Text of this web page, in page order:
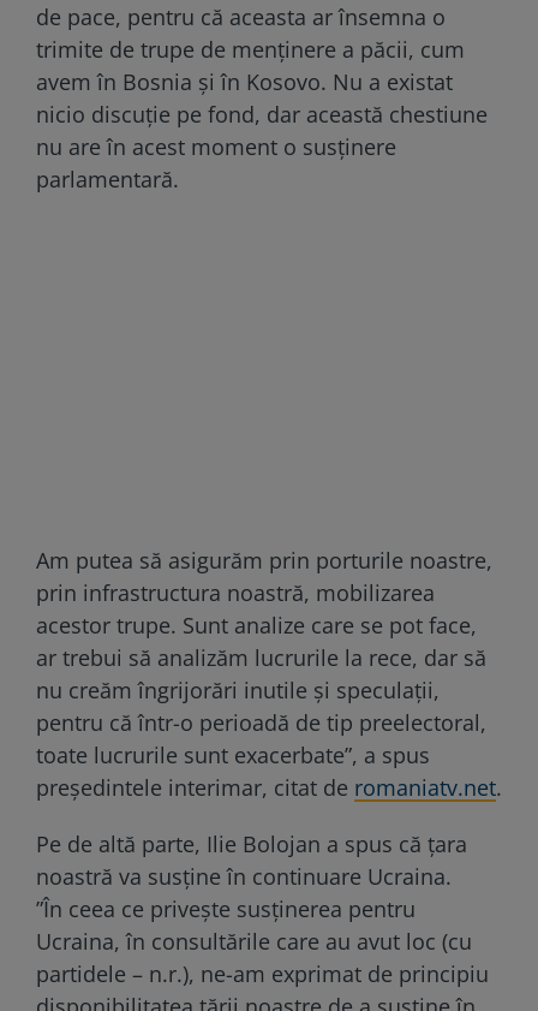
de pace, pentru că aceasta ar însemna o
trimite de trupe de menținere a păcii, cum
avem în Bosnia și în Kosovo. Nu a existat
nicio discuție pe fond, dar această chestiune
nu are în acest moment o susținere
parlamentară.
Am putea să asigurăm prin porturile noastre,
prin infrastructura noastră, mobilizarea
acestor trupe. Sunt analize care se pot face,
ar trebui să analizăm lucrurile la rece, dar să
nu creăm îngrijorări inutile și speculații,
pentru că într-o perioadă de tip preelectoral,
toate lucrurile sunt exacerbate”, a spus
președintele interimar, citat de romaniatv.net.
Pe de altă parte, Ilie Bolojan a spus că țara
noastră va susţine în continuare Ucraina.
”În ceea ce priveşte susţinerea pentru
Ucraina, în consultările care au avut loc (cu
partidele – n.r.), ne-am exprimat de principiu